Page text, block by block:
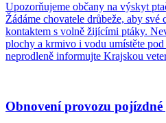
Upozorňujeme občany na výskyt
Žádáme chovatele drůbeže, aby své
kontaktem s volně žijícími ptáky.
plochy a krmivo i vodu umístěte
neprodleně informujte Krajskou
Obnovení provozu